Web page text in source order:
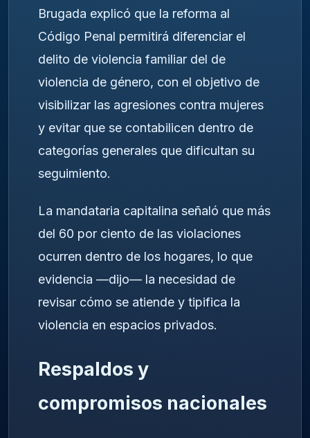
Brugada explicó que la reforma al
Código Penal permitirá diferenciar el
delito de violencia familiar del de
violencia de género, con el objetivo de
visibilizar las agresiones contra mujeres
y evitar que se contabilicen dentro de
categorías generales que dificultan su
seguimiento.
La mandataria capitalina señaló que más
del 60 por ciento de las violaciones
ocurren dentro de los hogares, lo que
evidencia —dijo— la necesidad de
revisar cómo se atiende y tipifica la
violencia en espacios privados.
Respaldos y
compromisos nacionales